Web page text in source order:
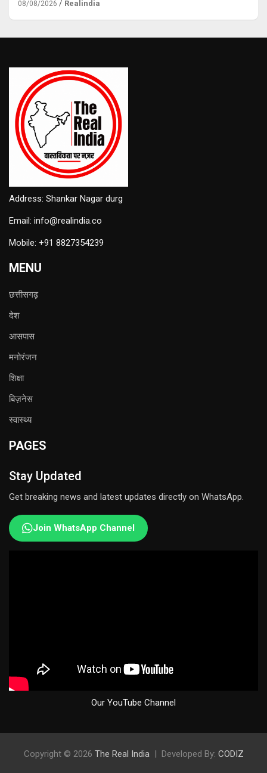
08/08/2026 Realindia
Address: Shankar Nagar durg
Email: info@realindia.co
Mobile: +91 8827354239
MENU
छत्तीसगढ़
देश
आसपास
मनोरंजन
शिक्षा
बिज़नेस
स्वास्थ्य
PAGES
Stay Updated
Get breaking news and latest updates directly on WhatsApp.
Join WhatsApp Channel
Our YouTube Channel
Copyright © 2026 The Real India Developed By: CODIZ